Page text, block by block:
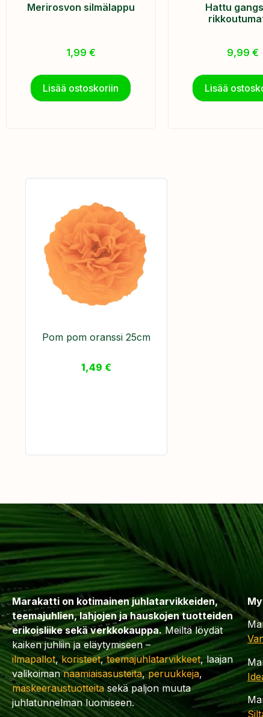
Merirosvon silmälappu
1,99 €
Lisää ostoskoriin
Hattu
9,99 €
Lisää
Pom pom oranssi 25cm
1,49 €
Marakatti on kotimainen juhlatarvikkeiden,
teemajuhlien, lahjojen ja hauskojen tuotteiden
erikoisliike sekä verkkokauppa.Meiltä löydät
kaiken juhliin ja eläytymiseen –
ilmapallot,koristeet,teemajuhlatarvikkeet, laajan
valikoimannaamiaisasusteita,peruukkeja,
maskeeraustuotteitasekä paljon muuta
juhlatunnelman luomiseen.